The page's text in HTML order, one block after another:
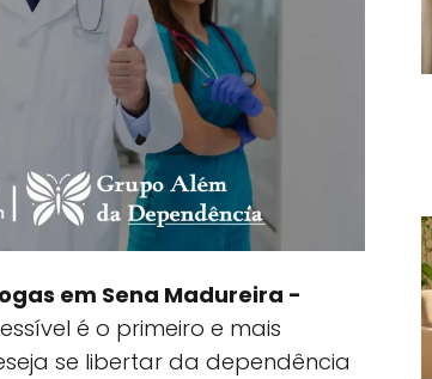
em Sena Madureira -
é o primeiro e mais
se libertar da dependência